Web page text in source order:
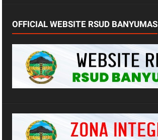
OFFICIAL WEBSITE RSUD BANYUMAS